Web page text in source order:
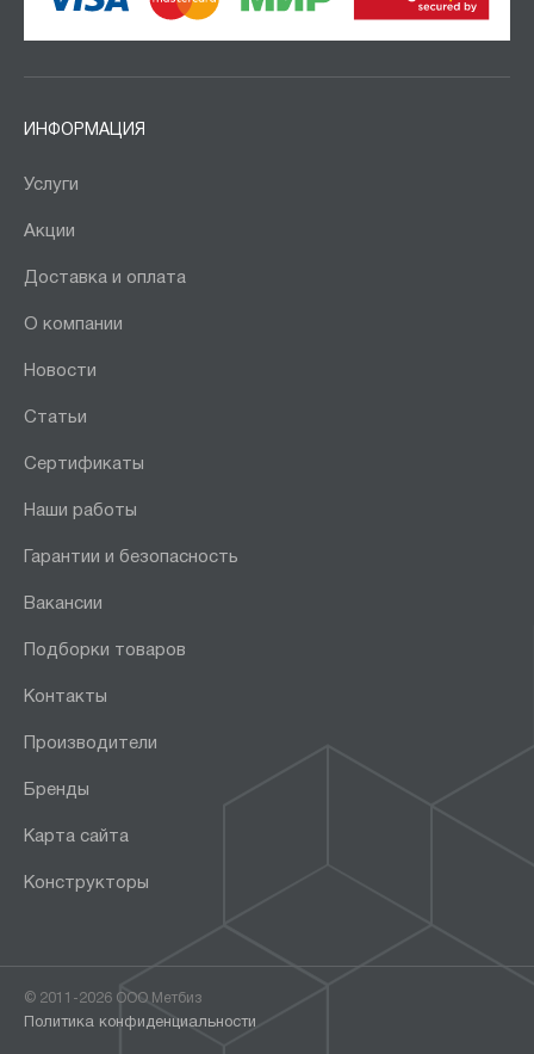
ИНФОРМАЦИЯ
Услуги
Акции
Доставка и оплата
О компании
Новости
Статьи
Сертификаты
Наши работы
Гарантии и безопасность
Вакансии
Подборки товаров
Контакты
Производители
Бренды
Карта сайта
Конструкторы
© 2011-2026 ООО Метбиз
Политика конфиденциальности